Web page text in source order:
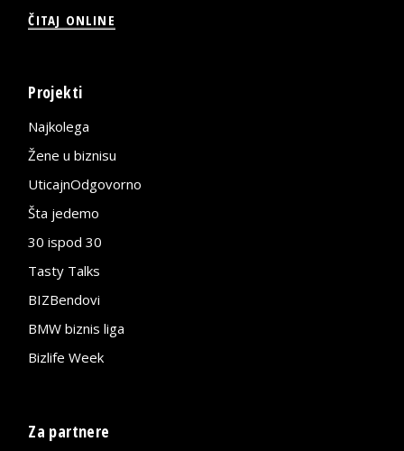
ČITAJ ONLINE
Projekti
Najkolega
Žene u biznisu
UticajnOdgovorno
Šta jedemo
30 ispod 30
Tasty Talks
BIZBendovi
BMW biznis liga
Bizlife Week
Za partnere